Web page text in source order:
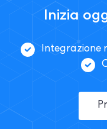
Inizia
Integrazione